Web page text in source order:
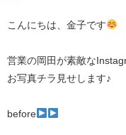
こんにちは、金子です
営業の岡田が素敵な
お写真チラ見せします♪
before